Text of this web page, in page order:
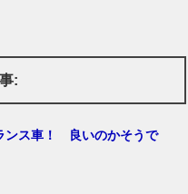
:
ンス車！ 良いのかそうで